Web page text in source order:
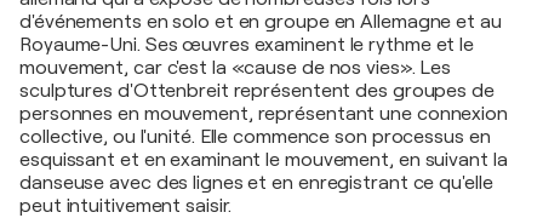
d'événements en solo et en groupe en Allemagne et au
Royaume-Uni. Ses œuvres examinent le rythme et le
mouvement, car c'est la «cause de nos vies». Les
sculptures d'Ottenbreit représentent des groupes de
personnes en mouvement, représentant une connexion
collective, ou l'unité. Elle commence son processus en
esquissant et en examinant le mouvement, en suivant la
danseuse avec des lignes et en enregistrant ce qu'elle
peut intuitivement saisir.